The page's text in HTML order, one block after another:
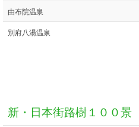
由布院温泉
別府八湯温泉
新・日本街路樹１００景